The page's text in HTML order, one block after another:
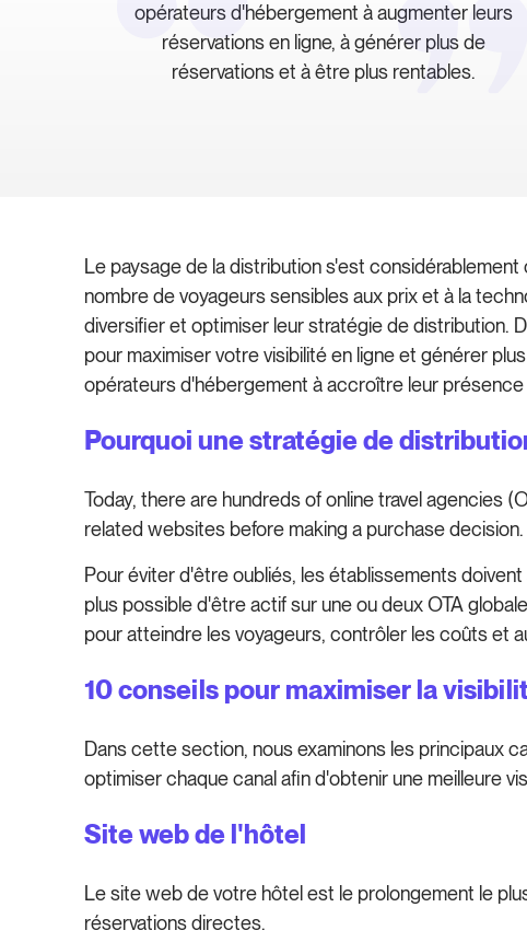
opérateurs d'hébergement à augmenter leurs
réservations en ligne, à générer plus de
réservations et à être plus rentables.
Le paysage de la distribution s'est
nombre de voyageurs sensibles aux prix et à la
diversifier et optimiser leur stratégie de distribution.
pour maximiser votre visibilité en ligne et générer
opérateurs d'hébergement à accroître leur
Pourquoi une stratégie de
Today, there are hundreds of online travel agencies
related websites before making a purchase decision.
Pour éviter d'être oubliés, les établissements
plus possible d'être actif sur une ou deux OTA
pour atteindre les voyageurs, contrôler les coûts et
10 conseils pour maximiser la
Dans cette section, nous examinons les principaux
optimiser chaque canal afin d'obtenir une meilleure
Site web de l'hôtel
Le site web de votre hôtel est le prolongement le
réservations directes.